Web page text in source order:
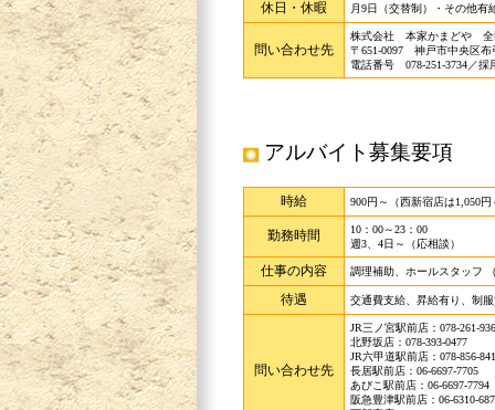
休日・休暇 月9日（交替制）・その他有
問い合わせ先
株式会社 本家かまどや 全
〒651-0097 神戸市中央区
電話番号 078-251-3734／採
アルバイト募集要項
時給 900円～（西新宿店は1,050円
勤務時間
10：00～23：00
週3、4日～（応相談）
仕事の内容 調理補助、ホールスタッフ
待遇 交通費支給、昇給有り、制
問い合わせ先
JR三ノ宮駅前店：078-261-
北野坂店：078-393-0477
JR六甲道駅前店：078-856-
長居駅前店：06-6697-7705
あびこ駅前店：06-6697-7794
阪急豊津駅前店：06-6310-